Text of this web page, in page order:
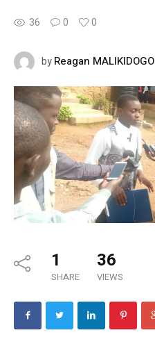
36 0 0
byReagan MALIKIDOGO
1
SHARE
36
VIEWS